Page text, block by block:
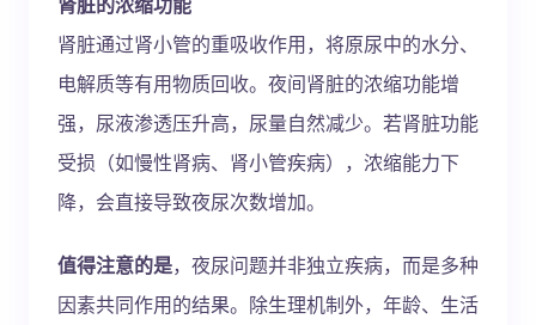
肾脏通过肾小管的重吸收作用，将原尿中的水分、
电解质等有用物质回收。夜间肾脏的浓缩功能增
强，尿液渗透压升高，尿量自然减少。若肾脏功能
受损（如慢性肾病、肾小管疾病），浓缩能力下
降，会直接导致夜尿次数增加。
值得注意的是，夜尿问题并非独立疾病，而是多种
因素共同作用的结果。除生理机制外，年龄、生活